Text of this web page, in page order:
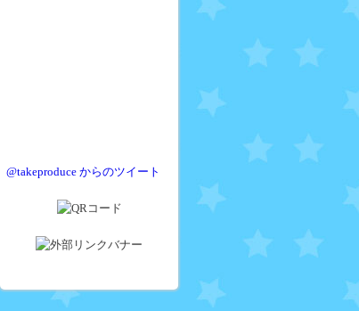
@takeproduce からのツイート